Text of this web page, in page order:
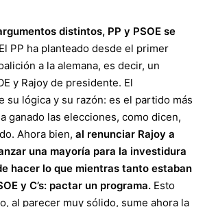
distintos, PP y PSOE se
PP ha planteado desde el primer
a la alemana, es decir, un
y Rajoy de presidente. El
su lógica y su razón: es el partido más
ganado las elecciones, como dicen,
Ahora bien, al renunciar Rajoy a
una mayoría para la investidura
hacer lo que mientras tanto estaban
y C’s: pactar un programa. Esto
al parecer muy sólido, sume ahora la